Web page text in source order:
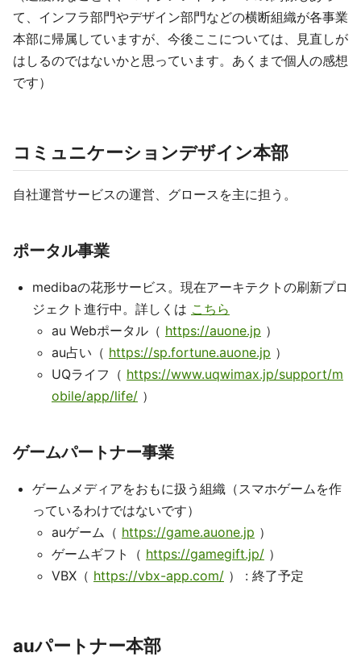
て、インフラ部門やデザイン部門などの横断組織が各事業
本部に帰属していますが、今後ここについては、見直しが
はしるのではないかと思っています。あくまで個人の感想
です）
コミュニケーションデザイン本部
自社運営サービスの運営、グロースを主に担う。
ポータル事業
medibaの花形サービス。現在アーキテクトの刷新プロ
ジェクト進行中。詳しくは こちら
au Webポータル（ https://auone.jp ）
au占い（ https://sp.fortune.auone.jp ）
UQライフ（ https://www.uqwimax.jp/support/m
obile/app/life/ ）
ゲームパートナー事業
ゲームメディアをおもに扱う組織（スマホゲームを作
っているわけではないです）
auゲーム（ https://game.auone.jp ）
ゲームギフト（ https://gamegift.jp/ ）
VBX（ https://vbx-app.com/ ） : 終了予定
auパートナー本部